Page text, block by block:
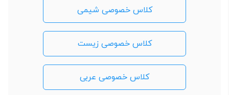
کلاس خصوصی شیمی
کلاس خصوصی زیست
کلاس خصوصی عربی